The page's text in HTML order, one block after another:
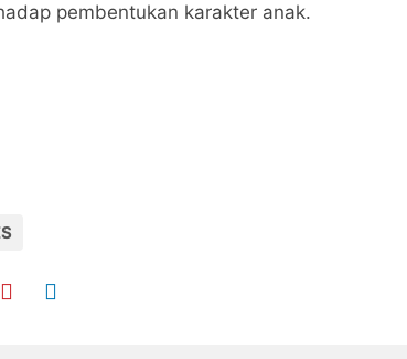
pembentukan karakter anak.